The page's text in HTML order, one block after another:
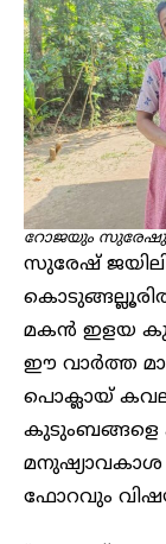
റോജയും
സുരേഷ്
മകൻ ഇളയ
ഈ വാർത്ത
പൊക്ലായ്
കുടുംബങ്ങളെ
ഫോറവും